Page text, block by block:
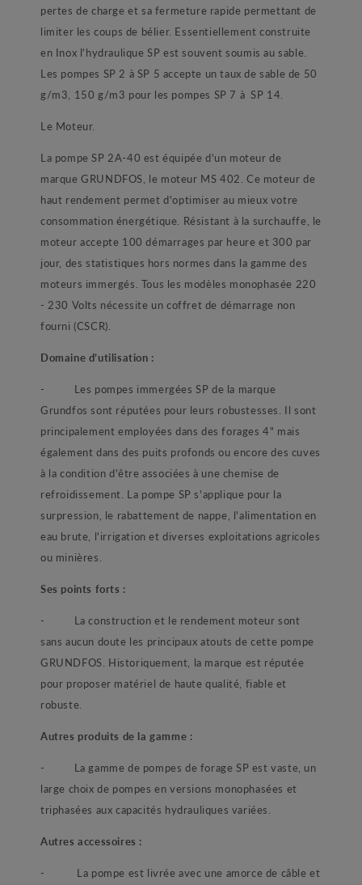
pertes de charge et sa fermeture rapide permettant de
limiter les coups de bélier. Essentiellement construite
en Inox l'hydraulique SP est souvent soumis au sable.
Les pompes SP 2 à SP 5 accepte un taux de sable de 50
g/m3, 150 g/m3 pour les pompes SP 7 à SP 14.
Le Moteur.
La pompe SP 2A-40 est équipée d'un moteur de
marque GRUNDFOS, le moteur MS 402. Ce moteur de
haut rendement permet d'optimiser au mieux votre
consommation énergétique. Résistant à la surchauffe, le
moteur accepte 100 démarrages par heure et 300 par
jour, des statistiques hors normes dans la gamme des
moteurs immergés. Tous les modèles monophasée 220
- 230 Volts nécessite un coffret de démarrage non
fourni (CSCR).
Domaine d’utilisation :
- Les pompes immergées SP de la marque
Grundfos sont réputées pour leurs robustesses. Il sont
principalement employées dans des forages 4" mais
également dans des puits profonds ou encore des cuves
à la condition d'être associées à une chemise de
refroidissement. La pompe SP s'applique pour la
surpression, le rabattement de nappe, l'alimentation en
eau brute, l'irrigation et diverses exploitations agricoles
ou minières.
Ses points forts :
- La construction et le rendement moteur sont
sans aucun doute les principaux atouts de cette pompe
GRUNDFOS. Historiquement, la marque est réputée
pour proposer matériel de haute qualité, fiable et
robuste.
Autres produits de la gamme :
- La gamme de pompes de forage SP est vaste, un
large choix de pompes en versions monophasées et
triphasées aux capacités hydrauliques variées.
Autres accessoires :
- La pompe est livrée avec une amorce de câble et